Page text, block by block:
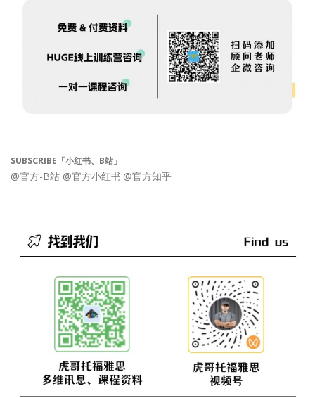
SUBSCRIBE「小红书、B站」
@官方-B站 @官方小红书 @官方知乎